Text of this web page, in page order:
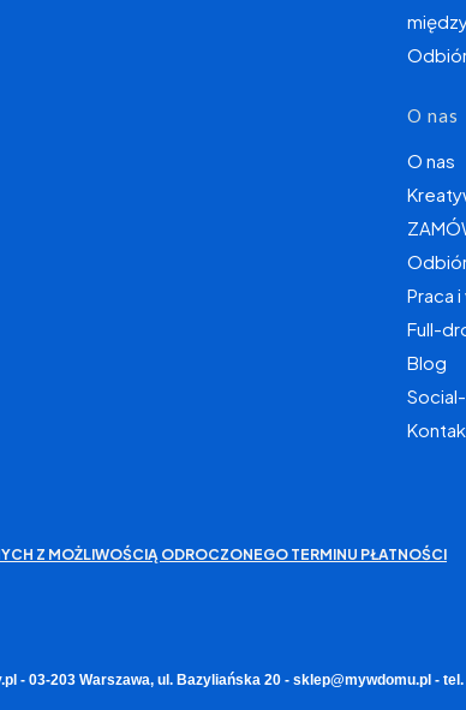
O nas
O nas
Praca
Full-
Blog
Z MOŻLIWOŚCIĄ ODROCZONEGO TERMINU PŁATNOŚCI
- 03-203 Warszawa, ul. Bazyliańska 20 - sklep@mywdomu.pl -